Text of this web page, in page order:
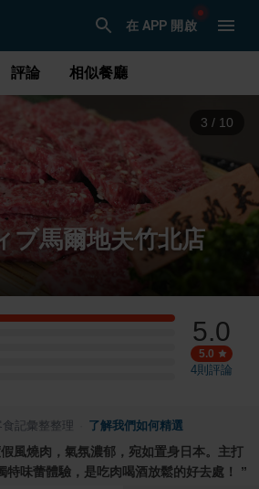
在 APP 開啟
評論 相似餐廳
3 / 10
ブ馬爾地夫竹北店
5.0
5.0
4則評論
記彙整整理 了解我們如何精選
風燒肉，氣氛濃郁，宛如置身日本。主打
特味蕾體驗，是吃肉喝酒放鬆的好去處！ ”